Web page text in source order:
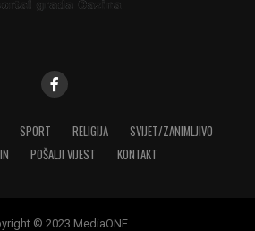
SPORT RELIGIJA
SVIJET/ZANIMLJIVO
POŠALJI VIJEST KONTAKT
© 2023 MediaONE